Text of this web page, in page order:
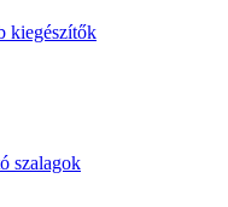
kiegészítők
szalagok